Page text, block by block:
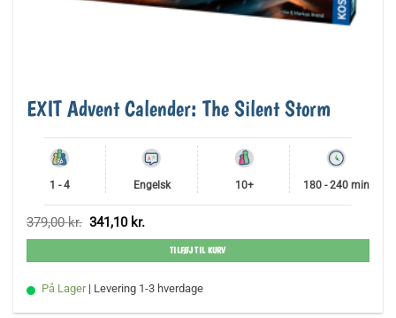
EXIT Advent Calender: The Silent Storm
1 - 4 Engelsk 10+ 180 - 240 min
379,00kr. Den
oprindelige
pris
379,00 kr..
341,10 kr.
aktuelle
pris
341,10 kr..
TILFØJ TIL KURV
På Lager | Levering 1-3 hverdage